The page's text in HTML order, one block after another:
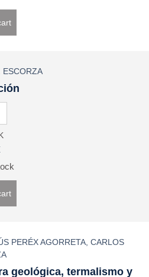
ESCORZA
PERÉX AGORRETA ,CARLOS
geológica, termalismo y